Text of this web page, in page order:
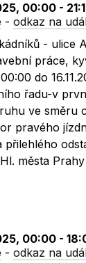
00:00 -
-odkaz na
- ulice
práce,
do
řadu-v
ve směru
pravého
přilehlého
města Prahy
00:00 -
-odkaz na